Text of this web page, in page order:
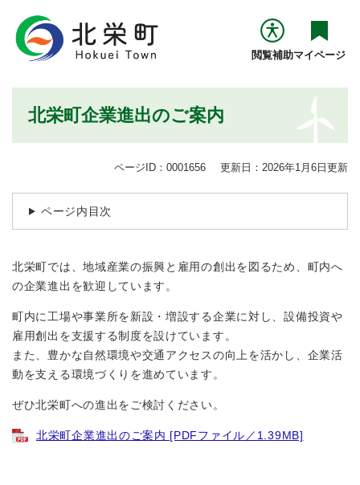
閲覧補助マイページ
北栄町企業進出のご案内
ページID：0001656 更新日：2026年1月6日更新
ページ内目次
北栄町では、地域産業の振興と雇用の創出を図るため、町内へ
の企業進出を歓迎しています。
町内に工場や事業所を新設・増設する企業に対し、設備投資や
雇用創出を支援する制度を設けています。
また、豊かな自然環境や交通アクセスの向上を活かし、企業活
動を支える環境づくりを進めています。
ぜひ北栄町への進出をご検討ください。
北栄町企業進出のご案内 [PDFファイル／1.39MB]